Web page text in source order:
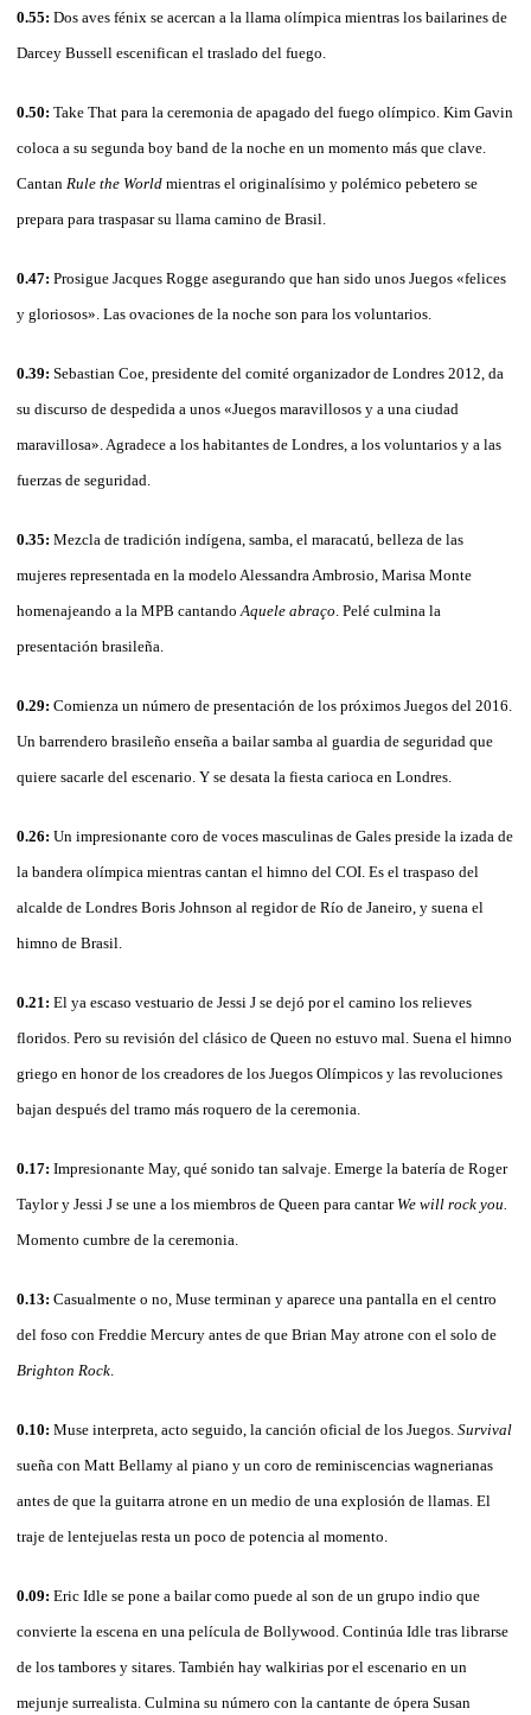
0.55: Dos aves fénix se acercan a la llama olímpica mientras los bailarines de
Darcey Bussell escenifican el traslado del fuego.
0.50: Take That para la ceremonia de apagado del fuego olímpico. Kim Gavin
coloca a su segunda boy band de la noche en un momento más que clave.
Cantan Rule the World mientras el originalísimo y polémico pebetero se
prepara para traspasar su llama camino de Brasil.
0.47: Prosigue Jacques Rogge asegurando que han sido unos Juegos «felices
y gloriosos». Las ovaciones de la noche son para los voluntarios.
0.39: Sebastian Coe, presidente del comité organizador de Londres 2012, da
su discurso de despedida a unos «Juegos maravillosos y a una ciudad
maravillosa». Agradece a los habitantes de Londres, a los voluntarios y a las
fuerzas de seguridad.
0.35: Mezcla de tradición indígena, samba, el maracatú, belleza de las
mujeres representada en la modelo Alessandra Ambrosio, Marisa Monte
homenajeando a la MPB cantando Aquele abraço . Pelé culmina la
presentación brasileña.
0.29: Comienza un número de presentación de los próximos Juegos del 2016.
Un barrendero brasileño enseña a bailar samba al guardia de seguridad que
quiere sacarle del escenario. Y se desata la fiesta carioca en Londres.
0.26: Un impresionante coro de voces masculinas de Gales preside la izada de
la bandera olímpica mientras cantan el himno del COI. Es el traspaso del
alcalde de Londres Boris Johnson al regidor de Río de Janeiro, y suena el
himno de Brasil.
0.21: El ya escaso vestuario de Jessi J se dejó por el camino los relieves
floridos. Pero su revisión del clásico de Queen no estuvo mal. Suena el himno
griego en honor de los creadores de los Juegos Olímpicos y las revoluciones
bajan después del tramo más roquero de la ceremonia.
0.17: Impresionante May, qué sonido tan salvaje. Emerge la batería de Roger
Taylor y Jessi J se une a los miembros de Queen para cantar We will rock you.
Momento cumbre de la ceremonia.
0.13: Casualmente o no, Muse terminan y aparece una pantalla en el centro
del foso con Freddie Mercury antes de que Brian May atrone con el solo de
Brighton Rock
0.10: Muse interpreta, acto seguido, la canción oficial de los Juegos. Survival
sueña con Matt Bellamy al piano y un coro de reminiscencias wagnerianas
antes de que la guitarra atrone en un medio de una explosión de llamas. El
traje de lentejuelas resta un poco de potencia al momento.
0.09: Eric Idle se pone a bailar como puede al son de un grupo indio que
convierte la escena en una película de Bollywood. Continúa Idle tras librarse
de los tambores y sitares. También hay walkirias por el escenario en un
mejunje surrealista. Culmina su número con la cantante de ópera Susan